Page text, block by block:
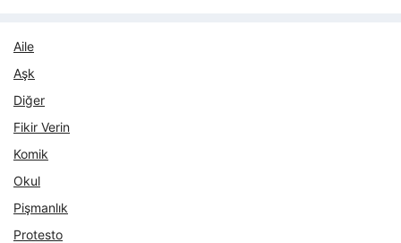
Aile
Aşk
Diğer
Fikir Verin
Komik
Okul
Pişmanlık
Protesto